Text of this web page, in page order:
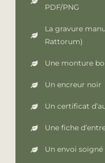
PDF/PNG
La gravure
Rattorum)
Une monture
Un encreur noir
Un certificat
Une fiche
Un envoi